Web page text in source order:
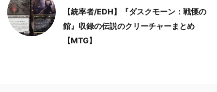
【統率者/EDH】『ダスクモーン：戦慄の
館』収録の伝説のクリーチャーまとめ
【MTG】